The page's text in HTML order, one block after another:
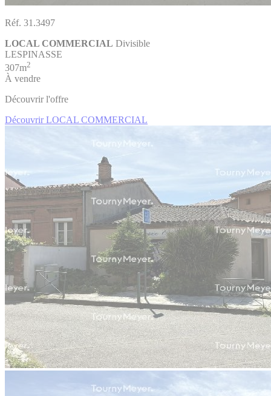
Réf. 31.3497
LOCAL COMMERCIAL Divisible
LESPINASSE
307m2
À vendre
Découvrir l'offre
Découvrir LOCAL COMMERCIAL